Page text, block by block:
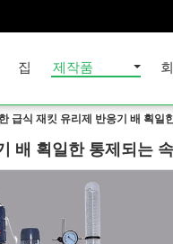
집 제작품
급식 재킷 유리제 반응기 배 획일
배 획일한 통제되는